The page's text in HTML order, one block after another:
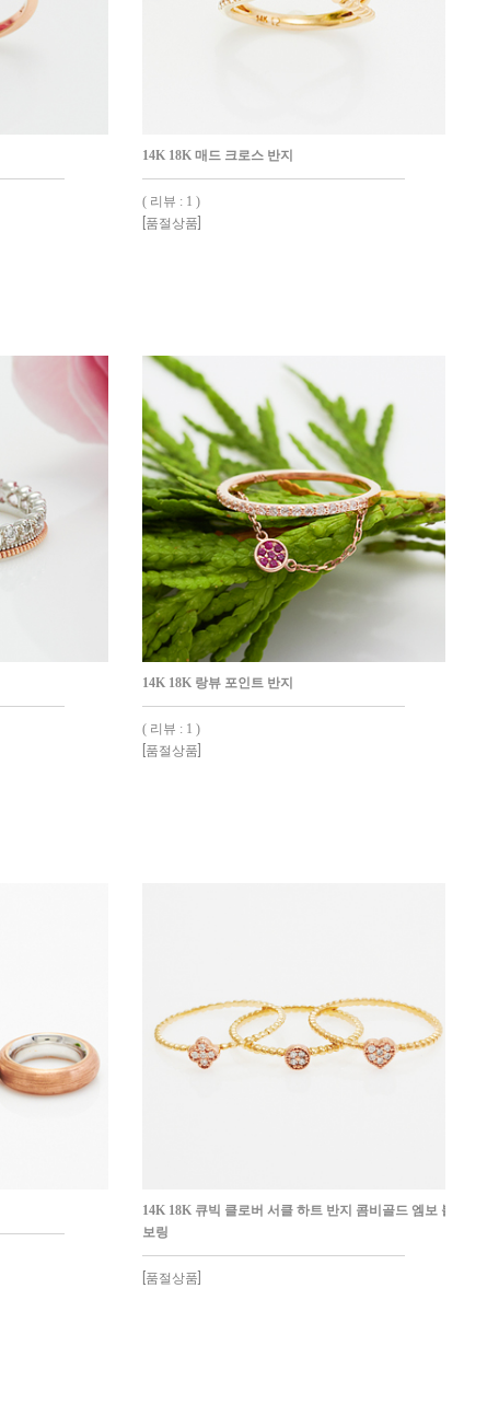
14K 18K 매드 크로스 반지
( 리뷰 : 1 )
[품절상품]
14K 18K 랑뷰 포인트 반지
( 리뷰 : 1 )
[품절상품]
14K 18K 큐빅 클로버 서클 하트 반지 콤비골드 엠보 볼 엠
보링
[품절상품]